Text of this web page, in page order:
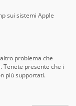
sui sistemi Apple
problema che
Tenete presente che i
più supportati.